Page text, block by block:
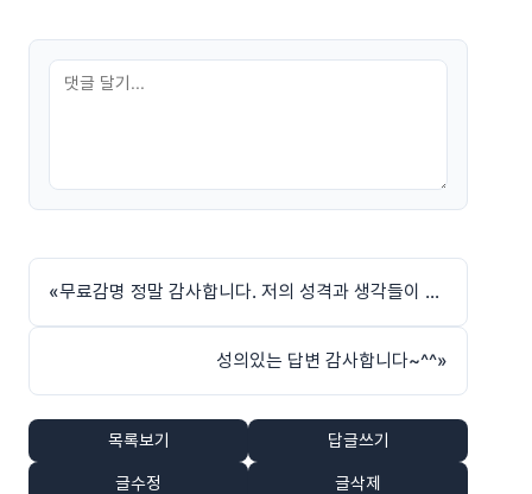
« 무료감명 정말 감사합니다. 저의 성격과 생각들이 너무 잘 맞습니다.
성의있는 답변 감사합니다~^^»
목록보기 답글쓰기
글수정 글삭제